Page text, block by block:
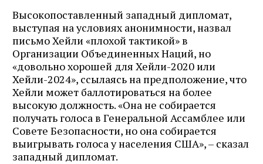
Высокопоставленный западный дипломат,
выступая на условиях анонимности, назвал
письмо Хейли «плохой тактикой» в
Организации Объединенных Наций, но
«довольно хорошей для Хейли-2020 или
Хейли-2024», ссылаясь на предположение, что
Хейли может баллотироваться на более
высокую должность. «Она не собирается
получать голоса в Генеральной Ассамблее или
Совете Безопасности, но она собирается
выигрывать голоса у населения США», – сказал
западный дипломат.